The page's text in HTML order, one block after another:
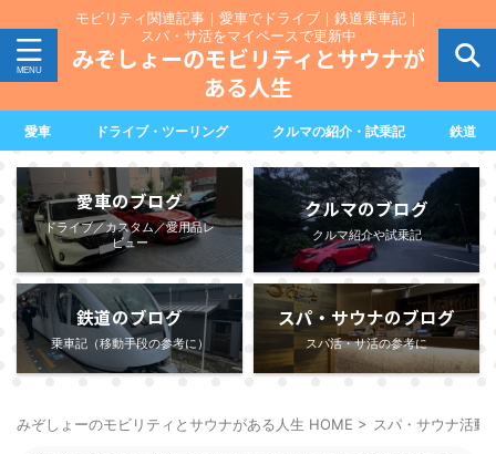
モビリティ関連記事｜愛車でドライブ｜鉄道乗車記｜
スパ・サ活をマイペースで更新中
みぞしょーのモビリティとサウナが
ある人生
愛車 ドライブ・ツーリング クルマの紹介・試乗記 鉄道
愛車のブログ
ドライブ／カスタム／愛用品レ
ビュー
クルマのブログ
クルマ紹介や試乗記
鉄道のブログ
乗車記（移動手段の参考に）
スパ・サウナのブログ
スパ活・サ活の参考に
みぞしょーのモビリティとサウナがある人生 HOME > スパ・サウナ活動